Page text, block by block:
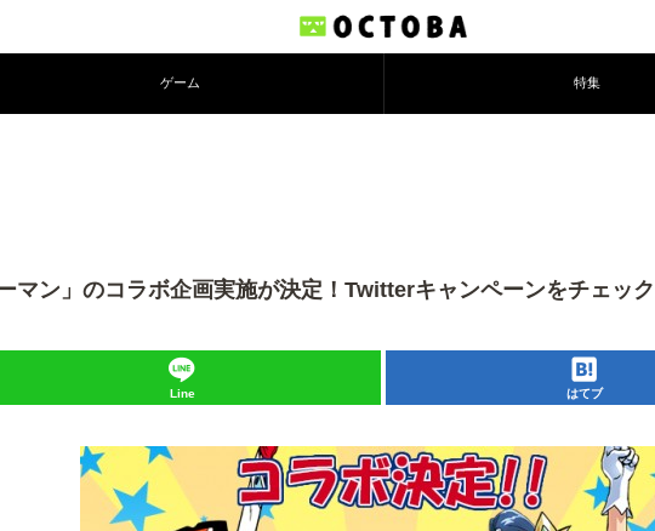
ゲーム 特集
マン」のコラボ企画実施が決定！Twitterキャンペーンをチェッ
Line はてブ